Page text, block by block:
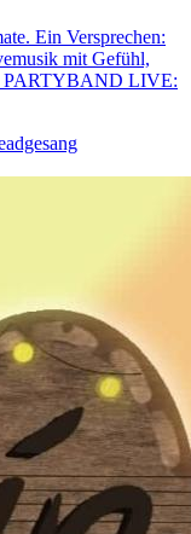
Ein Versprechen:
mit Gefühl,
PARTYBAND LIVE: